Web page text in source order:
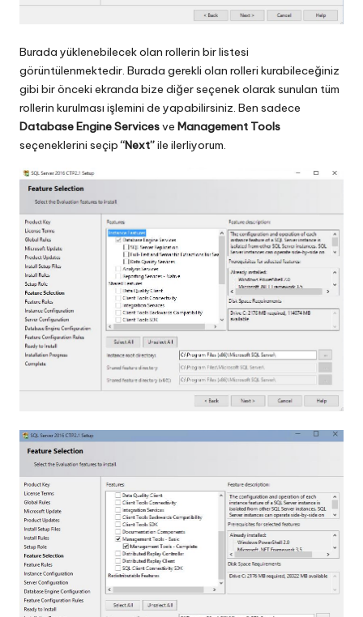
Burada yüklenebilecek olan rollerin bir listesi
görüntülenmektedir. Burada gerekli olan rolleri kurabileceğiniz
gibi bir önceki ekranda bize diğer seçenek olarak sunulan tüm
rollerin kurulması işlemini de yapabilirsiniz. Ben sadece
Database Engine Servicesve Management Tools
seçeneklerini seçip“Next”ile ilerliyorum.